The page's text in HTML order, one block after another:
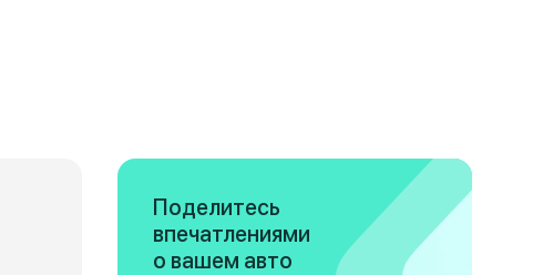
Поделитесь
впечатлениями
о вашем авто